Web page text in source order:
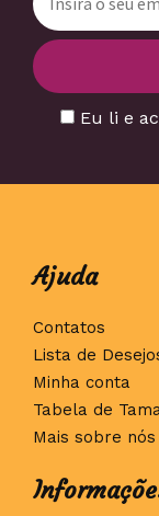
Eu li e
Ajuda
Contatos
Lista de
Minha conta
Tabela de
Mais sobre nós